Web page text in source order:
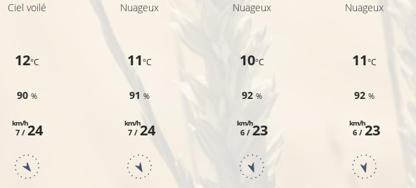
Ciel voilé
12°C
90%
7 /
km/h24
Nuageux
11°C
91%
7 /
km/h24
Nuageux
10°C
92%
6 /
km/h23
Nuageux
11°C
92%
6 /
km/h23